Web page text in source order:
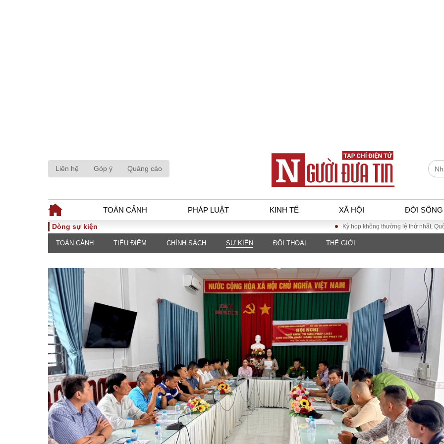
Liên hệ Góp ý Quảng cáo
TOÀN CẢNH PHÁP LUẬT KINH TẾ XÃ HỘI ĐỜI SỐNG
TOÀN CẢNH
Đối thoại
Thế giới
PHÁP LUẬT
luật
Góc nhìn luật gia
Hồ sơ điều tra
Tiếng nói công dân
An ninh - Hình sự
KINH TẾ
Tài chính - Ngân
hàng
nghiệp
Xu hướng thị
trường
Tiêu dùng và dư
luận
Công nghệ
Giáo dục
Văn hoá
Môi trường
Giao
ĐA CHIỀU
Quan điểm
INFOCUS
Dòng sự kiện Kỳ họp không thường lệ thứ nhất, Quốc hội khóa
TOÀN CẢNH TIÊU ĐIỂM CHÍNH SÁCH SỰ KIỆN ĐỐI THOẠI THẾ GIỚI